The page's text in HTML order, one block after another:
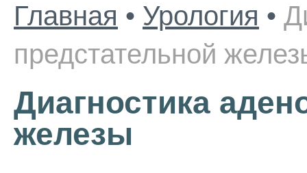
Главная • Урология •
предстательной
Диагностика
железы